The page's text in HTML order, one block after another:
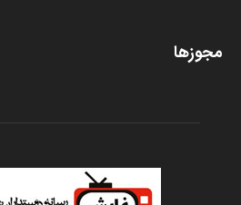
مجوزها